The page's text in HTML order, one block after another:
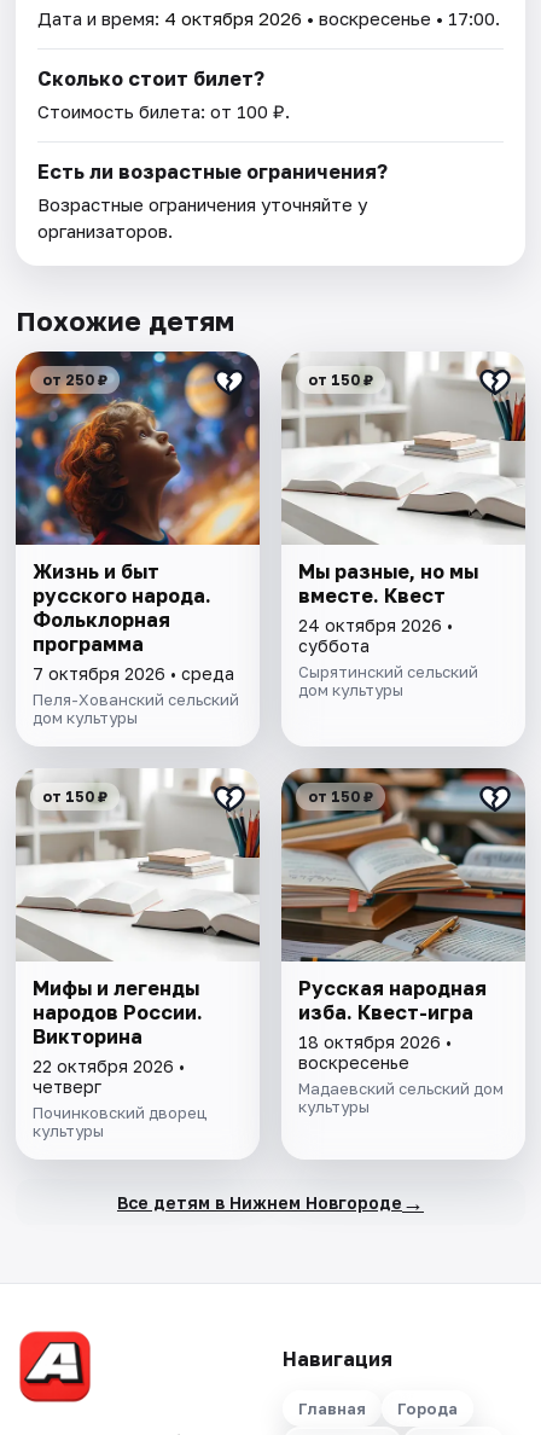
Дата и время: 4 октября 2026 • воскресенье • 17:00.
Сколько стоит билет?
Стоимость билета: от 100 ₽.
Есть ли возрастные ограничения?
Возрастные ограничения уточняйте у
организаторов.
Похожие детям
от 250 ₽
Жизнь и быт
русского народа.
Фольклорная
программа
7 октября 2026 • среда
Пеля-Хованский сельский
дом культуры
от 150 ₽
Мы разные, но мы
вместе. Квест
24 октября 2026 •
суббота
Сырятинский сельский
дом культуры
от 150 ₽
Мифы и легенды
народов России.
Викторина
22 октября 2026 •
четверг
Починковский дворец
культуры
от 150 ₽
Русская народная
изба. Квест-игра
18 октября 2026 •
воскресенье
Мадаевский сельский дом
культуры
Все детям в Нижнем Новгороде →
Навигация
Главная Города